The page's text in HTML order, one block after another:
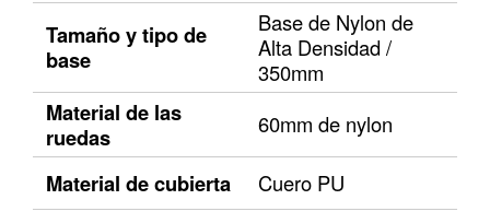
Tamaño y tipo de
base
Base de Nylon de
Alta Densidad /
350mm
Material de las
ruedas
60mm de nylon
Material de cubierta Cuero PU